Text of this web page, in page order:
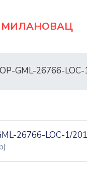
GML-26766-
26766-LOC-1/